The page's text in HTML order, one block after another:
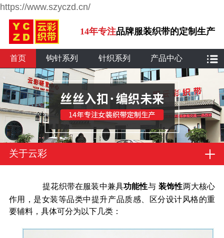
https://www.szyczd.cn/
14年专注品牌服装织带的定制生产
首页 钩针系列 针织系列 产品中心
关于云彩
提花织带在服装中兼具功能性与装饰性两大核心
作用，是女装等品类中提升产品质感、区分设计风格的重
要辅料，具体可分为以下几类：